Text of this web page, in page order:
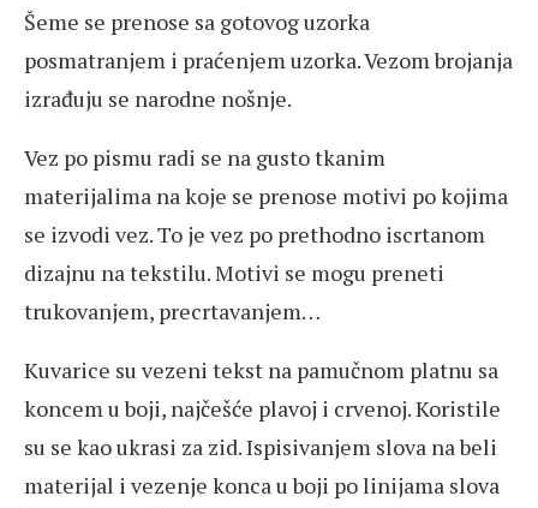
Šeme se prenose sa gotovog uzorka
posmatranjem i praćenjem uzorka. Vezom brojanja
izrađuju se narodne nošnje.
Vez po pismu radi se na gusto tkanim
materijalima na koje se prenose motivi po kojima
se izvodi vez. To je vez po prethodno iscrtanom
dizajnu na tekstilu. Motivi se mogu preneti
trukovanjem, precrtavanjem…
Kuvarice su vezeni tekst na pamučnom platnu sa
koncem u boji, najčešće plavoj i crvenoj. Koristile
su se kao ukrasi za zid. Ispisivanjem slova na beli
materijal i vezenje konca u boji po linijama slova